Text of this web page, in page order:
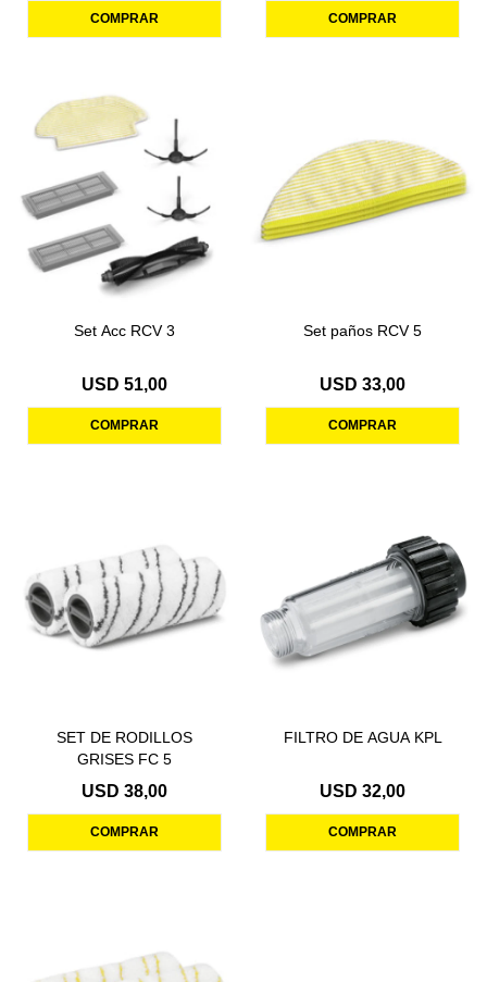
Set Acc RCV 3
USD 51,00
Set paños RCV 5
USD 33,00
SET DE RODILLOS
GRISES FC 5
USD 38,00
FILTRO DE AGUA KPL
USD 32,00